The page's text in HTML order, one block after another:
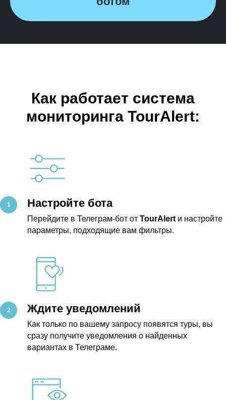
Как работает система
мониторинга TourAlert:
Настройте бота
Перейдите в Телеграм-бот от TourAlert и настройте
параметры, подходящие вам фильтры.
Ждите уведомлений
Как только по вашему запросу появятся туры, вы
сразу получите уведомления о найденных
вариантах в Телеграме.